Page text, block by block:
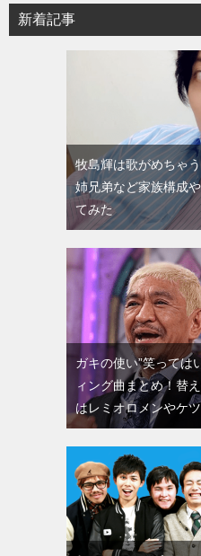
新着記事
牧島輝は歌がめちゃ
姉兄弟など家族構成
てみた
ガキの使い”笑っては
ィング曲まとめ！替
はレミオロメンやケ